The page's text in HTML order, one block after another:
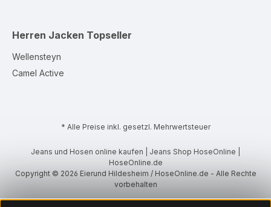
Herren Jacken Topseller
Wellensteyn
Camel Active
* Alle Preise inkl. gesetzl. Mehrwertsteuer
Jeans und Hosen online kaufen | Jeans Shop HoseOnline |
HoseOnline.de
Copyright © 2026 Eierund Hildesheim / HoseOnline.de - Alle Rechte
vorbehalten